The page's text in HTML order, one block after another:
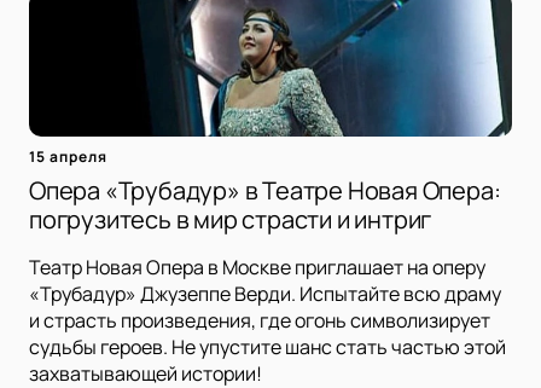
15 апреля
Опера «Трубадур» в Театре Новая Опера:
погрузитесь в мир страсти и интриг
Театр Новая Опера в Москве приглашает на оперу
«Трубадур» Джузеппе Верди. Испытайте всю драму
и страсть произведения, где огонь символизирует
судьбы героев. Не упустите шанс стать частью этой
захватывающей истории!